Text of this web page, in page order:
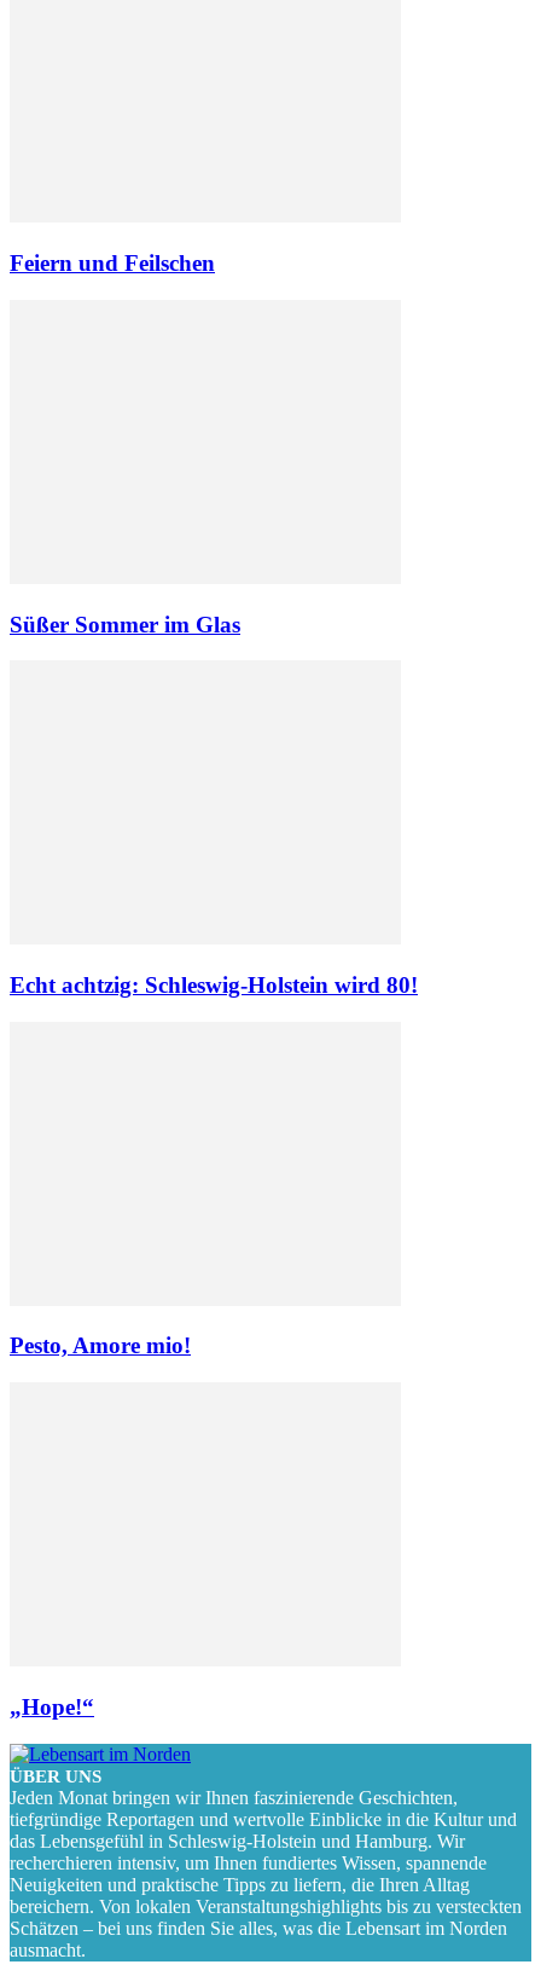
Feiern und Feilschen
Süßer Sommer im Glas
Echt achtzig: Schleswig-Holstein wird 80!
Pesto, Amore mio!
„Hope!“
ÜBER UNS
Jeden Monat bringen wir Ihnen faszinierende Geschichten,
tiefgründige Reportagen und wertvolle Einblicke in die Kultur und
das Lebensgefühl in Schleswig-Holstein und Hamburg. Wir
recherchieren intensiv, um Ihnen fundiertes Wissen, spannende
Neuigkeiten und praktische Tipps zu liefern, die Ihren Alltag
bereichern. Von lokalen Veranstaltungshighlights bis zu versteckten
Schätzen – bei uns finden Sie alles, was die Lebensart im Norden
ausmacht.